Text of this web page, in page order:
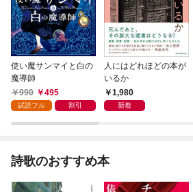
使い魔サンマイと白の
魔導師
990
495
試読フル 割引
人にはどれほどの本が
いるか
1,980
新着
詩歌のおすすめ本